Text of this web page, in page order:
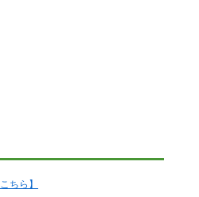
ちら】